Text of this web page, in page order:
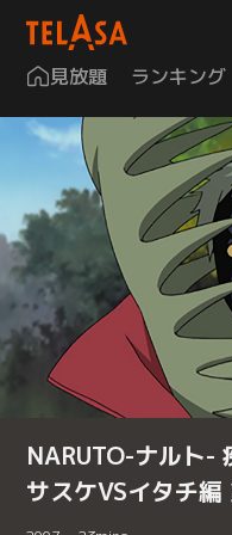
見放題 ランキング
NARUTO-ナルト-
サスケVSイタチ